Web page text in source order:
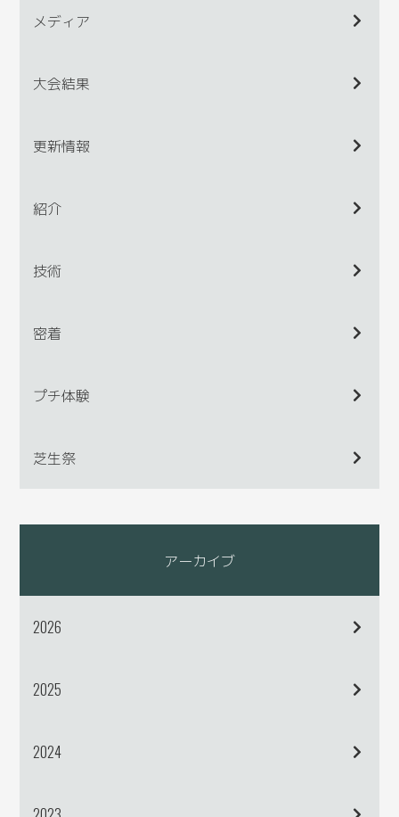
メディア
大会結果
更新情報
紹介
技術
密着
プチ体験
芝生祭
アーカイブ
2026
2025
2024